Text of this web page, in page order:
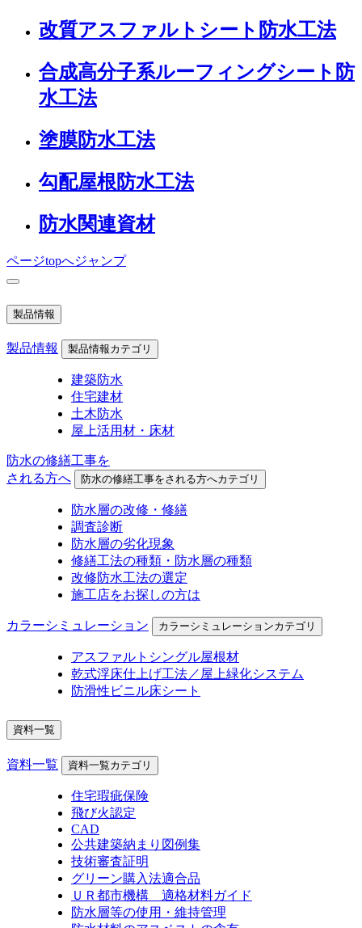
改質アスファルトシート防水工法
合成高分子系ルーフィングシート防
水工法
塗膜防水工法
勾配屋根防水工法
防水関連資材
ページtopへジャンプ
製品情報
製品情報 製品情報カテゴリ
建築防水
住宅建材
土木防水
屋上活用材・床材
防水の修繕工事を
される方へ
防水の修繕工事をされる方へカテゴリ
防水層の改修・修繕
調査診断
防水層の劣化現象
修繕工法の種類・防水層の種類
改修防水工法の選定
施工店をお探しの方は
カラーシミュレーション カラーシミュレーションカテゴリ
アスファルトシングル屋根材
乾式浮床仕上げ工法／屋上緑化システム
防滑性ビニル床シート
資料一覧
資料一覧 資料一覧カテゴリ
住宅瑕疵保険
飛び火認定
CAD
公共建築納まり図例集
技術審査証明
グリーン購入法適合品
ＵＲ都市機構 適格材料ガイド
防水層等の使用・維持管理